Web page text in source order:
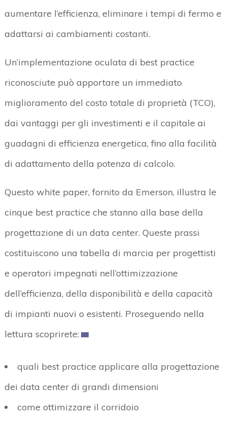
aumentare l’efficienza, eliminare i tempi di fermo e
adattarsi ai cambiamenti costanti.
Un’implementazione oculata di best practice
riconosciute può apportare un immediato
miglioramento del costo totale di proprietà (TCO),
dai vantaggi per gli investimenti e il capitale ai
guadagni di efficienza energetica, fino alla facilità
di adattamento della potenza di calcolo.
Questo white paper, fornito da Emerson, illustra le
cinque best practice che stanno alla base della
progettazione di un data center. Queste prassi
costituiscono una tabella di marcia per progettisti
e operatori impegnati nell’ottimizzazione
dell’efficienza, della disponibilità e della capacità
di impianti nuovi o esistenti. Proseguendo nella
lettura scoprirete:
quali best practice applicare alla progettazione
dei data center di grandi dimensioni
come ottimizzare il corridoio